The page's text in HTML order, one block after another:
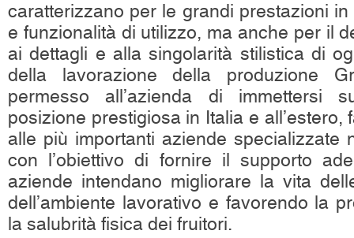
caratterizzano per le grandi prestazioni
e funzionalità di utilizzo, ma anche per il
ai dettagli e alla singolarità stilistica di
della lavorazione della produzione
permesso all’azienda di immettersi
posizione prestigiosa in Italia e
alle più importanti aziende specializzate
con l’obiettivo di fornire il supporto
aziende intendano migliorare la vita
dell’ambiente lavorativo e favorendo la
la salubrità fisica dei fruitori.